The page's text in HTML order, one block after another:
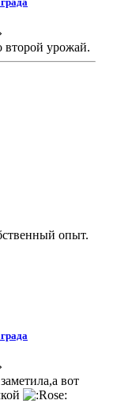
второй урожай.
опыт.
вот